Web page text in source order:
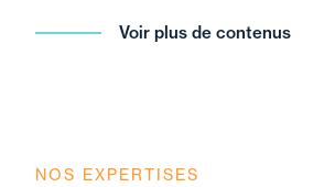
Voir plus de contenus
NOS EXPERTISES